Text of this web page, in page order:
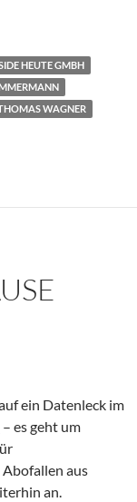
HEUTE GMBH
WAGNER
ein Datenleck im
– es geht um
aus
an.